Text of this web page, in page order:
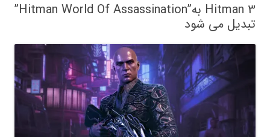
Hitman 3 به”Hitman World Of Assassination”
تبدیل می شود